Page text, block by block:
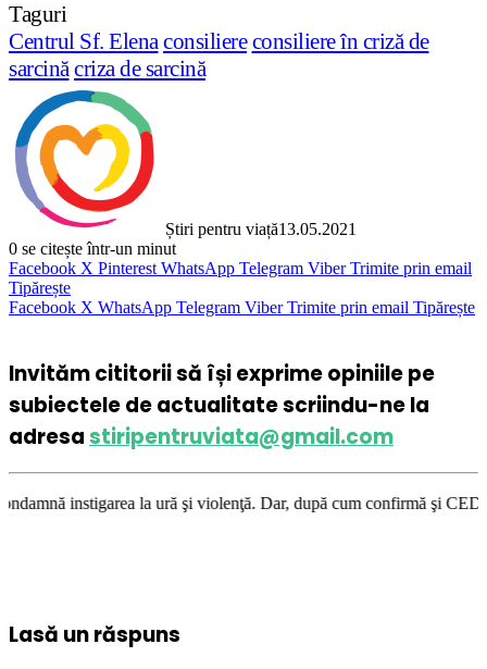
Taguri
Centrul Sf. Elenaconsiliere consiliere în criză de
sarcinăcriza de sarcină
Știri pentru viață13.05.2021
0 se citește într-un minut
Facebook X Pinterest WhatsApp Telegram Viber Trimite prin email
Tipărește
Facebook X WhatsApp Telegram Viber Trimite prin email Tipărește
Invităm cititorii să își exprime opiniile pe
subiectele de actualitate scriindu-ne la
adresastiripentruviata@gmail.com
la ură şi violenţă. Dar, după cum confirmă şi CEDO în cazul
Lasă un răspuns